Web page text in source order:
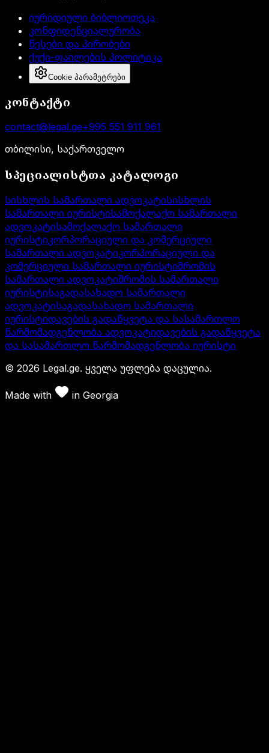
იურიდიული ბიბლიოთეკა
კონფიდენციალურობა
წესები და პირობები
ქუქი-ფაილების პოლიტიკა
Cookie პარამეტრები
კონტაქტი
contact@legal.ge+995 551 911 961
თბილისი, საქართველო
სპეციალისტთა კატალოგი
სისხლის სამართალი ადვოკატისისხლის
სამართალი იურისტისამოქალაქო სამართალი
ადვოკატისამოქალაქო სამართალი
იურისტიკორპორაციული და კომერციული
სამართალი ადვოკატიკორპორაციული და
კომერციული სამართალი იურისტიშრომის
სამართალი ადვოკატიშრომის სამართალი
იურისტისაგადასახადო სამართალი
ადვოკატისაგადასახადო სამართალი
იურისტიდავების გადაწყვეტა და სასამართლო
წარმომადგენლობა ადვოკატიდავების გადაწყვეტა
და სასამართლო წარმომადგენლობა იურისტი
© 2026 Legal.ge. ყველა უფლება დაცულია.
Made with in Georgia